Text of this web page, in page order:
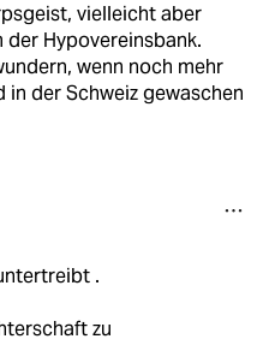
vielleicht aber
Hypovereinsbank.
wenn noch mehr
in der Schweiz gewaschen
.
zu